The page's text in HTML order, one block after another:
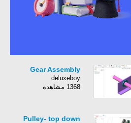
Gear Assembly
deluxeboy
1368 مشاهده
Pulley- top down